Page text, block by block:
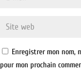
Enregistrer mon nom,
pour mon prochain